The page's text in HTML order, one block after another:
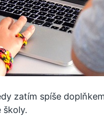
zatím spíše
školy.